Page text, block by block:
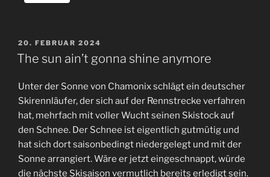
VERÖFFENTLICHT
AM
20. FEBRUAR 2024
The sun ain’t gonna shine anymore
Unter der Sonne von Chamonix schlägt ein deutscher
Skirennläufer, der sich auf der Rennstrecke verfahren
hat, mehrfach mit voller Wucht seinen Skistock auf
den Schnee. Der Schnee ist eigentlich gutmütig und
hat sich dort saisonbedingt niedergelegt und mit der
Sonne arrangiert. Wäre er jetzt eingeschnappt, würde
die nächste Skisaison vermutlich bereits erledigt sein.